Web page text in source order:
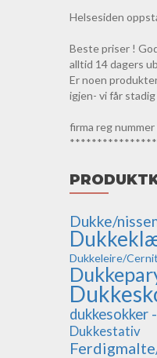
Helsesiden
Beste priser !
alltid 14 dagers
Er noen
igjen- vi får
firma reg
Dukke/
Dukkeleire/
dukkesokker
Dukkestativ